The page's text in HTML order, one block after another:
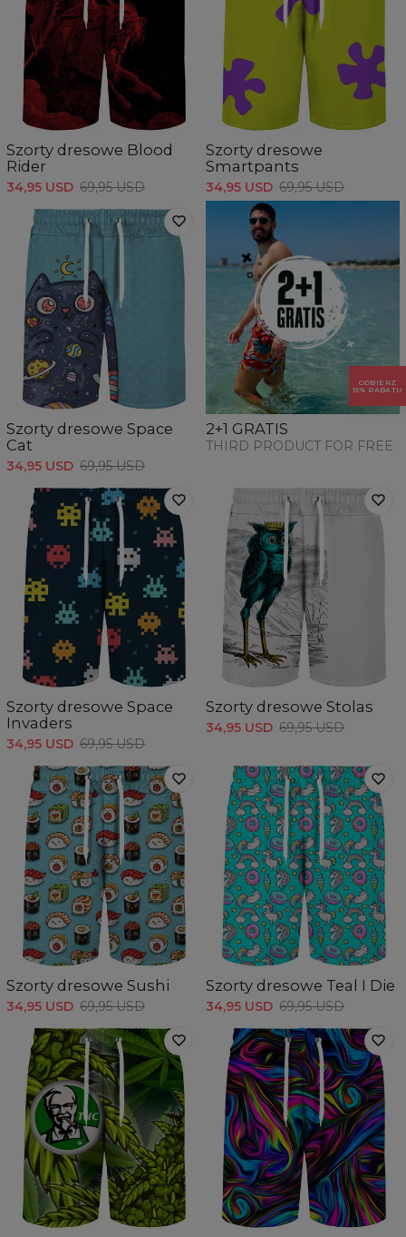
Szorty dresowe Blood
Rider
34,95 USD 69,95 USD
Szorty dresowe
Smartpants
34,95 USD 69,95 USD
Szorty dresowe Space
Cat
34,95 USD 69,95 USD
2+1 GRATIS
THIRD PRODUCT FOR FREE
Szorty dresowe Space
Invaders
34,95 USD 69,95 USD
Szorty dresowe Stolas
34,95 USD 69,95 USD
Szorty dresowe Sushi
34,95 USD 69,95 USD
Szorty dresowe Teal I Die
34,95 USD 69,95 USD
ODBIERZ
15% RABATU